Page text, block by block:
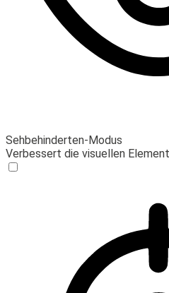
Sehbehinderten-Modus
Verbessert die visuellen